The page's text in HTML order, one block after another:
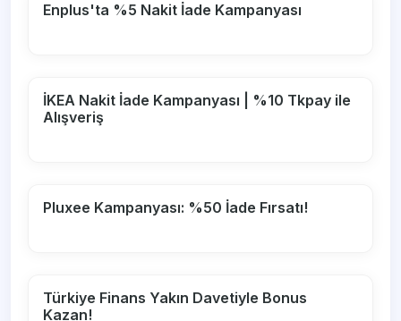
Enplus'ta %5 Nakit İade Kampanyası
İKEA Nakit İade Kampanyası | %10 Tkpay ile
Alışveriş
Pluxee Kampanyası: %50 İade Fırsatı!
Türkiye Finans Yakın Davetiyle Bonus
Kazan!